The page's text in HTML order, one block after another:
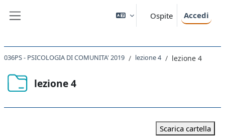
Ospite Accedi
036PS - PSICOLOGIA DI COMUNITA' 2019 lezione 4 lezione 4
lezione 4
Scarica cartella